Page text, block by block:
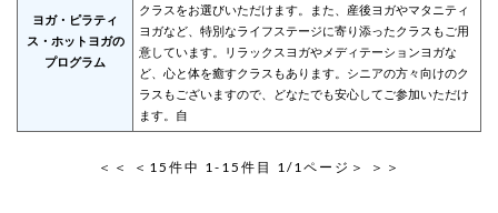
ヨガ・ピラティ
ス・ホットヨガの
プログラム
クラスをお選びいただけます。また、産後ヨガやマタニティ
ヨガなど、特別なライフステージに寄り添ったクラスもご用
意しています。リラックスヨガやメディテーションヨガな
ど、心と体を癒すクラスもあります。シニアの方々向けのク
ラスもございますので、どなたでも安心してご参加いただけ
ます。自
＜＜ ＜ 15件中 1-15件目 1/1ページ ＞ ＞＞